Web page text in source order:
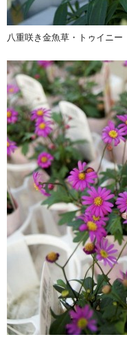
八重咲き金魚草・トゥイニー